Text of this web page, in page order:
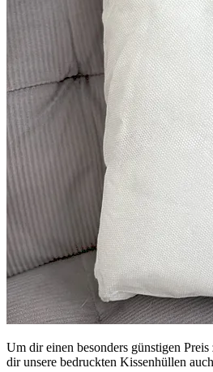
Um dir einen besonders günstigen
dir unsere bedruckten Kissenhüllen